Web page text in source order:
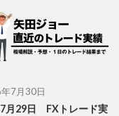
7月30日
月29日 FXトレード実